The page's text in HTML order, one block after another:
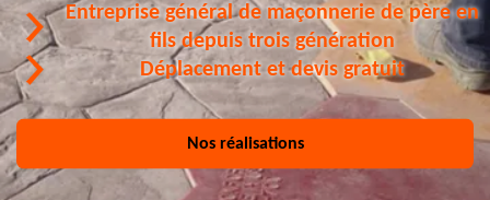
Entreprise général de maçonnerie de père en
fils depuis trois génération
Déplacement et devis gratuit
Nos réalisations